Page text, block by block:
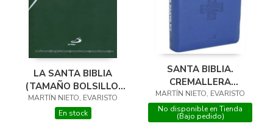
LA SANTA BIBLIA
(TAMAÑO BOLSILLO,
CON UÑEROS)
MARTÍN NIETO, EVARISTO
En stock
SANTA BIBLIA.
CREMALLERA
BOLSILLO UÑERO
MARTÍN NIETO, EVARISTO
No disponible en Tienda
(Bajo pedido)